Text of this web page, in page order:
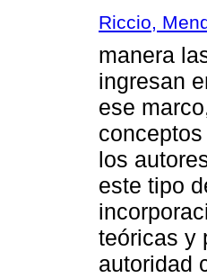
Riccio,
manera
ingresan
ese
conceptos
los
este tipo
teóricas y
autoridad